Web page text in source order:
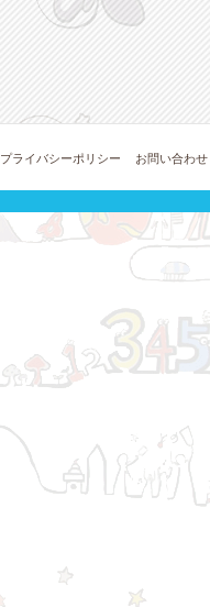
プライバシーポリシー お問い合わせ